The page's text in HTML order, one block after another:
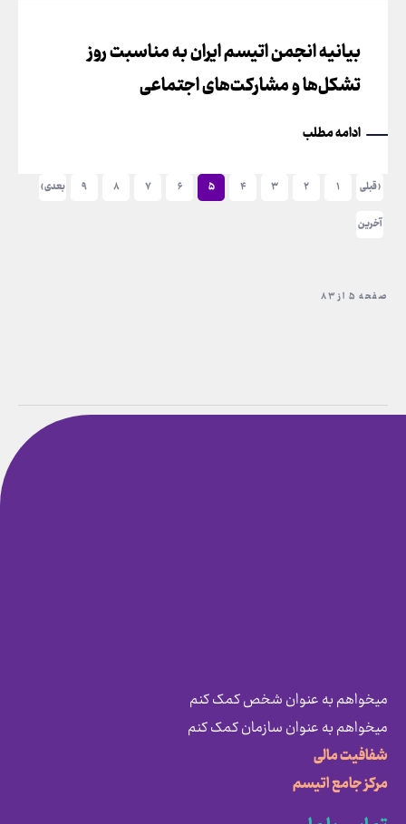
بیانیه انجمن اتیسم ایران به مناسبت روز
تشکل‌ها و مشارکت‌های اجتماعی
ادامه مطلب
‹ قبلی ۱ ۲ ۳ ۴ ۵ ۶ ۷ ۸ ۹ بعدی ›
آخرین
صفحه ۵ از ۸۳
میخواهم به عنوان شخص کمک کنم
میخواهم به عنوان سازمان کمک کنم
شفافیت مالی
مرکز جامع اتیسم